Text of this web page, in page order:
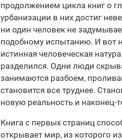
продолжением цикла книг о
урбанизации в них достиг
ни один человек не
подобному испытанию. И вот
истинная человеческая
разделился. Одни люди
занимаются разбоем,
становится все труднее.
новую реальность и наконец-
Книга с первых страниц
открывает мир, из которого